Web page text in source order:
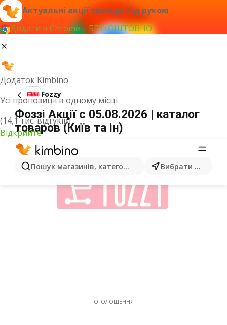
Актуальні акції завжди під рукою
Додати в Chrome – БЕЗКОШТОВНО
Додаток Kimbino
Усі пропозиції в одному місці
(14,1 тис. відгуків)
Відкрийте
Пошук магазинів, категорій, товарів... Вибрати місто
Fozzy
Фоззі Акції c 05.08.2026 | каталог
товаров (Київ та ін)
ОГОЛОШЕННЯ